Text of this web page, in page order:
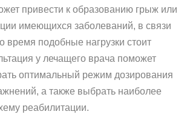
привести к образованию грыж или
имеющихся заболеваний, в связи
время подобные нагрузки стоит
у лечащего врача поможет
оптимальный режим дозирования
а также выбрать наиболее
реабилитации.